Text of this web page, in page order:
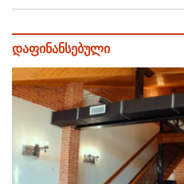
დაფინანსებული